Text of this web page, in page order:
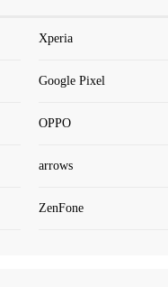
Xperia
Google Pixel
OPPO
arrows
ZenFone